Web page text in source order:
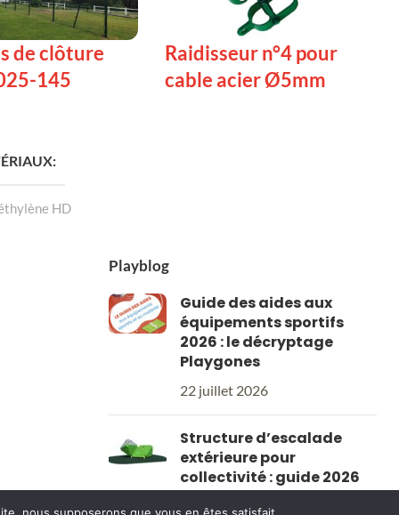
de clôture
145
HD
Raidisseur n°4 pour
cable acier Ø5mm
Playblog
Guide des aides aux
équipements sportifs
2026 : le décryptage
Playgones
22 juillet 2026
Structure d’escalade
extérieure pour
collectivité : guide 2026
4 juillet 2026